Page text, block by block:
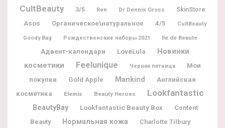
CultBeauty 3/5 Ren Dr Dennis Gross SkinStore
Asos Органическое\натуральное 4/5 CultBeauty
Goody Bag Рождественские наборы 2021 Ile de Beaute
Адвент-календари LoveLula
Новинки
косметики
Feelunique Черная пятница
Мои
покупки
Gold Apple Mankind
Английская
косметика
Elemis Beauty Heroes Lookfantastic
BeautyBay Lookfantastic Beauty Box
Content
Beauty
Нормальная кожа Charlotte Tilbury